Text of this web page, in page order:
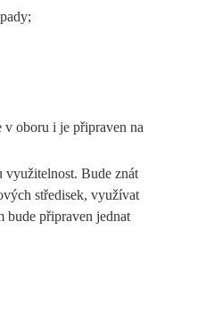
oboru i je připraven na
využitelnost. Bude znát
středisek, využívat
bude připraven jednat